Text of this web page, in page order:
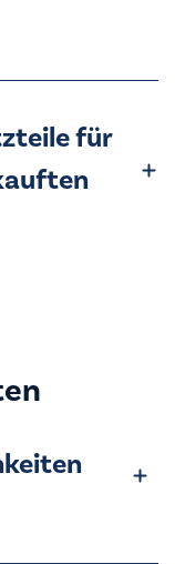
für